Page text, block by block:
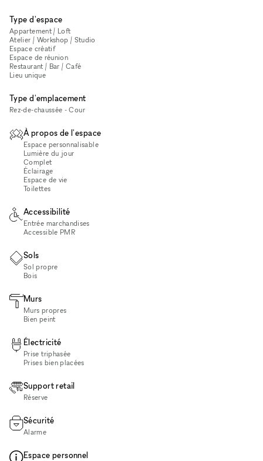
Type d'espace
Appartement / Loft
Atelier / Workshop / Studio
Espace créatif
Espace de réunion
Restaurant / Bar / Café
Lieu unique
Type d'emplacement
Rez-de-chaussée - Cour
À propos de l'espace
Espace personnalisable
Lumière du jour
Complet
Éclairage
Espace de vie
Toilettes
Accessibilité
Entrée marchandises
Accessible PMR
Sols
Sol propre
Bois
Murs
Murs propres
Bien peint
Électricité
Prise triphasée
Prises bien placées
Support retail
Réserve
Sécurité
Alarme
Espace personnel